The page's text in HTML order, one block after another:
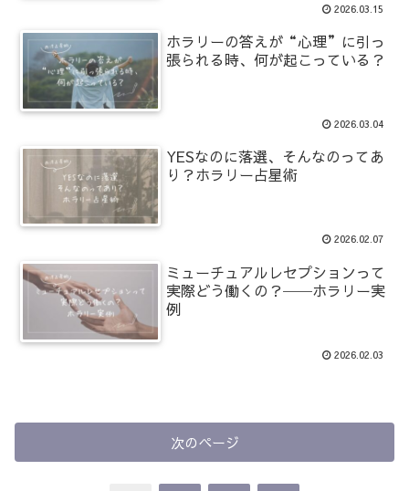
2026.03.15
ホラリーの答えが“心理”に引っ
張られる時、何が起こっている？
2026.03.04
YESなのに落選、そんなのってあ
り？ホラリー占星術
2026.02.07
ミューチュアルレセプションって
実際どう働くの？──ホラリー実
例
2026.02.03
次のページ